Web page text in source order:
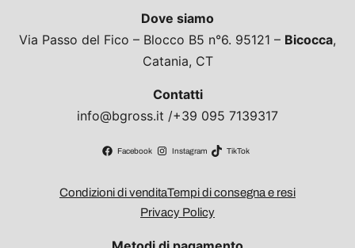
Dove siamo
Via Passo del Fico – Blocco B5 n°6. 95121 – Bicocca,
Catania, CT
Contatti
info@bgross.it /+39 095 7139317
Facebook Instagram TikTok
Condizioni di venditaTempi di consegna e resi
Privacy Policy